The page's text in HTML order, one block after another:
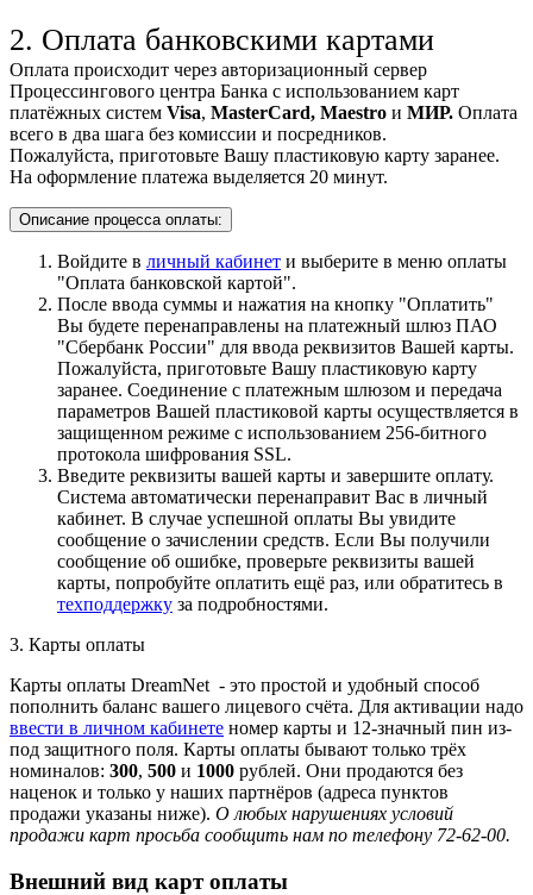
2. Оплата банковскими картами
Оплата происходит через авторизационный сервер
Процессингового центра Банка с использованием карт
платёжных систем Visa, MasterCard, Maestro и МИР. Оплата
всего в два шага без комиссии и посредников.
Пожалуйста, приготовьте Вашу пластиковую карту заранее.
На оформление платежа выделяется 20 минут.
Описание процесса оплаты:
Войдите в личный кабинет и выберите в меню оплаты
"Оплата банковской картой".
После ввода суммы и нажатия на кнопку "Оплатить"
Вы будете перенаправлены на платежный шлюз ПАО
"Сбербанк России" для ввода реквизитов Вашей карты.
Пожалуйста, приготовьте Вашу пластиковую карту
заранее. Соединение с платежным шлюзом и передача
параметров Вашей пластиковой карты осуществляется в
защищенном режиме с использованием 256-битного
протокола шифрования SSL.
Введите реквизиты вашей карты и завершите оплату.
Система автоматически перенаправит Вас в личный
кабинет. В случае успешной оплаты Вы увидите
сообщение о зачислении средств. Если Вы получили
сообщение об ошибке, проверьте реквизиты вашей
карты, попробуйте оплатить ещё раз, или обратитесь в
техподдержку за подробностями.
3. Карты оплаты
Карты оплаты DreamNet - это простой и удобный способ
пополнить баланс вашего лицевого счёта. Для активации надо
ввести в личном кабинете номер карты и 12-значный пин из-
под защитного поля. Карты оплаты бывают только трёх
номиналов: 300, 500 и 1000 рублей. Они продаются без
наценок и только у наших партнёров (адреса пунктов
продажи указаны ниже). О любых нарушениях условий
продажи карт просьба сообщить нам по телефону 72-62-00.
Внешний вид карт оплаты